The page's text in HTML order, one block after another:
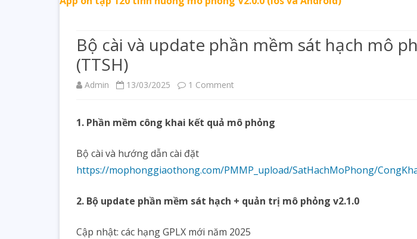
Bộ cài và update phần mềm sát hạch mô
(TTSH)
Admin 13/03/2025 1 Comment
cài
update
mềm
sát
1. Phần mềm công khai kết quả mô phỏng
Bộ cài và hướng dẫn cài đặt
https://mophonggiaothong.com/PMMP_upload/SatHachMoPhong/
2. Bộ update phần mềm sát hạch + quản trị mô phỏng v2.1.0
Cập nhật: các hạng GPLX mới năm 2025